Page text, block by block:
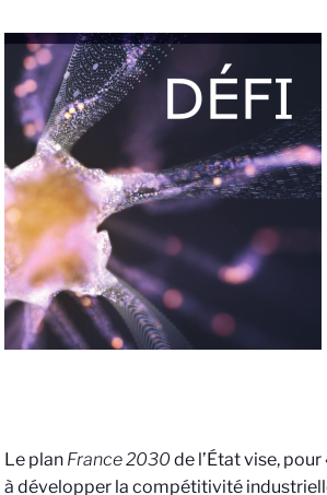
Le plan France 2030de l’État vise,
à développer la compétitivité